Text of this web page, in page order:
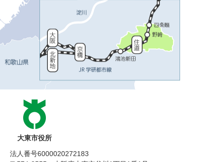
大東市役所
法人番号6000020272183